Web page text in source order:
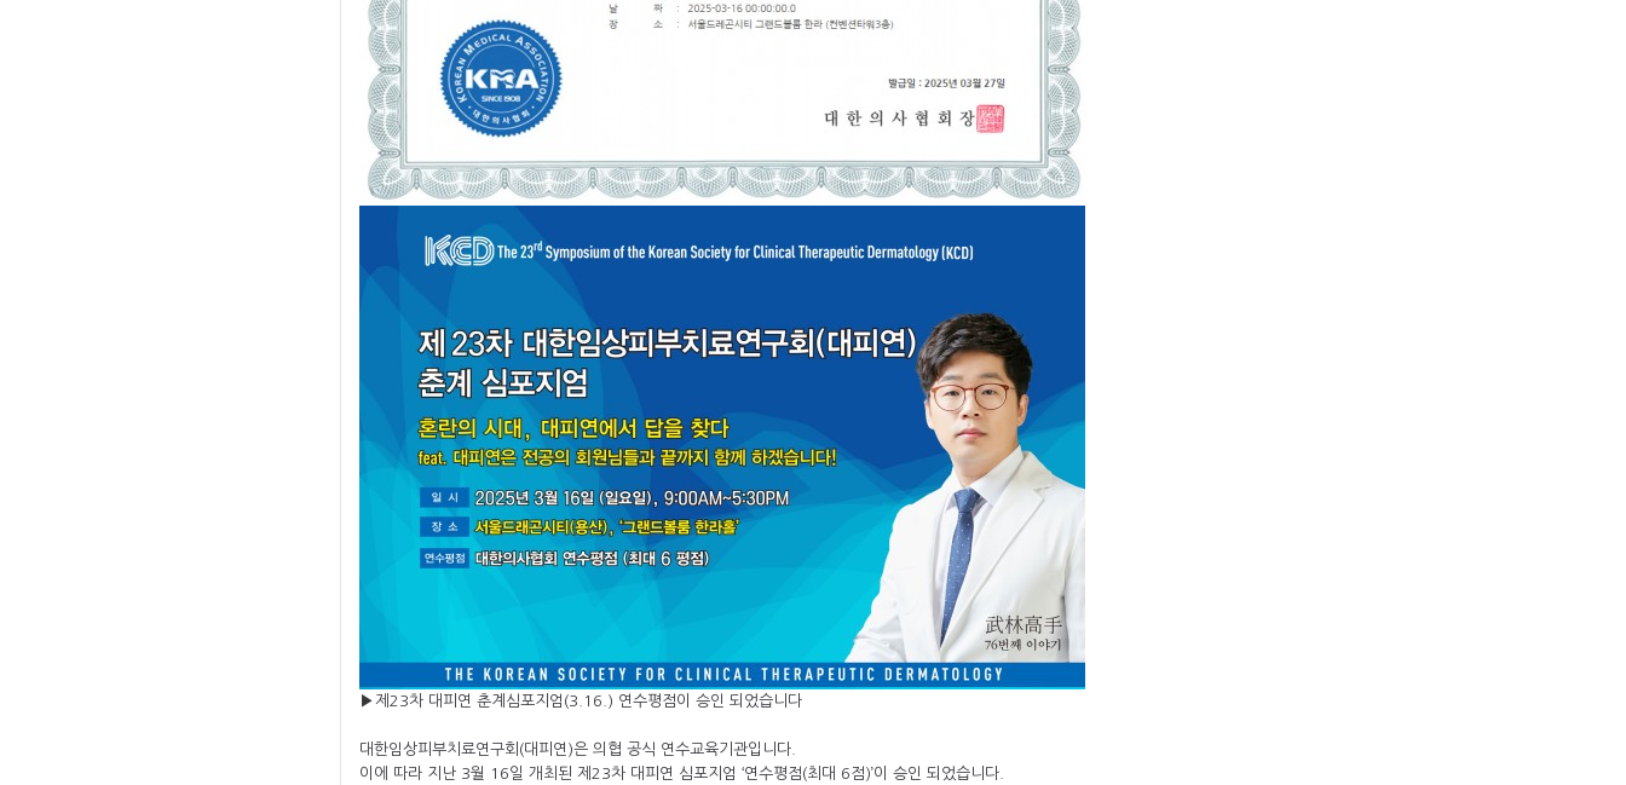
▶ 제23차 대피연 춘계심포지엄(3.16.) 연수평점이 승인 되었습니다
대한임상피부치료연구회(대피연)은 의협 공식 연수교육기관입니다.
이에 따라 지난 3월 16일 개최된 제23차 대피연 심포지엄 ‘연수평점(최대 6점)’이 승인 되었습니다.